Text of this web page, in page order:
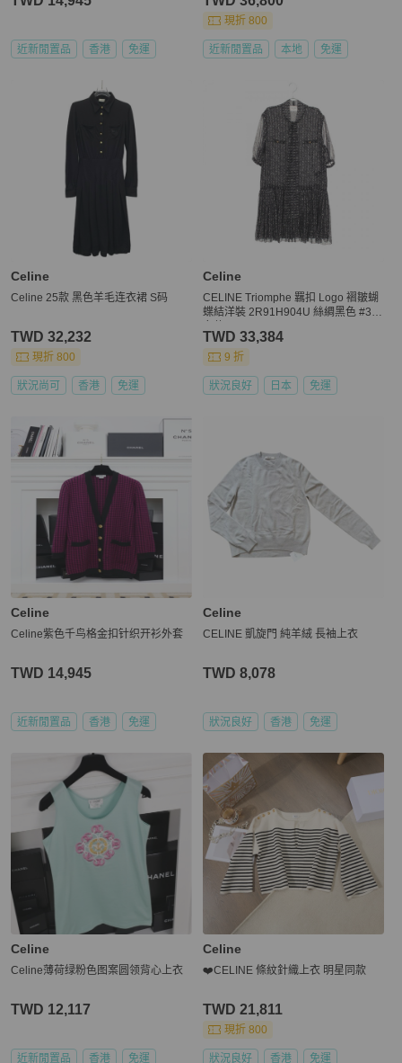
近新閒置品 香港 免運
現折 800
近新閒置品 本地 免運
Celine
Celine 25款 黑色羊毛连衣裙 S码
TWD 32,232
現折 800
狀況尚可 香港 免運
Celine
CELINE Triomphe 羈扣 Logo 褶皺蝴
蝶結洋裝 2R91H904U 絲綢黑色 #34
TWD 33,384
9 折
狀況良好 日本 免運
Celine
Celine紫色千鸟格金扣针织开衫外套
TWD 14,945
近新閒置品 香港 免運
Celine
CELINE 凱旋門 純羊絨 長袖上衣
TWD 8,078
狀況良好 香港 免運
Celine
Celine薄荷绿粉色图案圆领背心上衣
TWD 12,117
近新閒置品 香港 免運
Celine
❤️CELINE 條紋針織上衣 明星同款
TWD 21,811
現折 800
狀況良好 香港 免運